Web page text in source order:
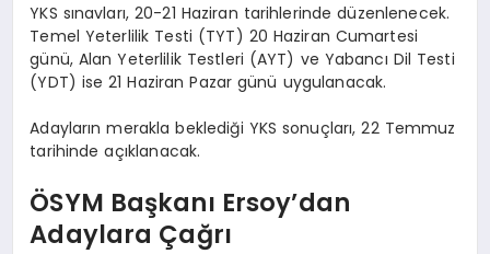
YKS sınavları, 20-21 Haziran tarihlerinde düzenlenecek.
Temel Yeterlilik Testi (TYT) 20 Haziran Cumartesi
günü, Alan Yeterlilik Testleri (AYT) ve Yabancı Dil Testi
(YDT) ise 21 Haziran Pazar günü uygulanacak.
Adayların merakla beklediği YKS sonuçları, 22 Temmuz
tarihinde açıklanacak.
ÖSYM Başkanı Ersoy’dan
Adaylara Çağrı